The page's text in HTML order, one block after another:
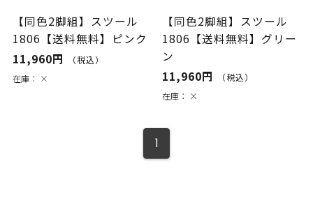
【同色2脚組】スツール
1806【送料無料】ピンク
11,960円
（税込）
在庫： ×
【同色2脚組】スツール
1806【送料無料】グリー
ン
11,960円
（税込）
在庫： ×
1